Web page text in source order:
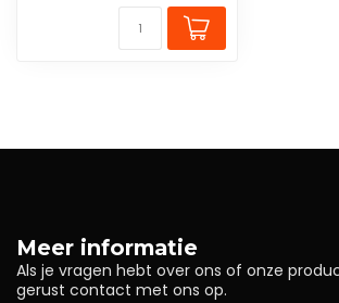
Meer informatie
Als je vragen hebt over ons of onze
gerust contact met ons op.